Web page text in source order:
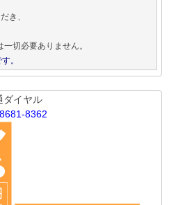
き、
切必要ありません。
。
ダイヤル
8362